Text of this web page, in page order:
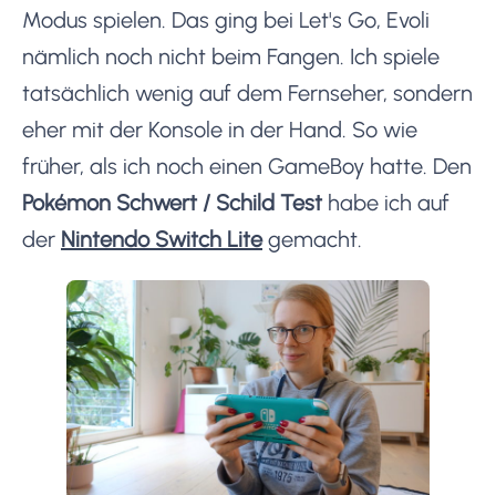
Modus spielen. Das ging bei Let's Go, Evoli
nämlich noch nicht beim Fangen. Ich spiele
tatsächlich wenig auf dem Fernseher, sondern
eher mit der Konsole in der Hand. So wie
früher, als ich noch einen GameBoy hatte. Den
Pokémon Schwert / Schild Testhabe ich auf
der Nintendo Switch Litegemacht.